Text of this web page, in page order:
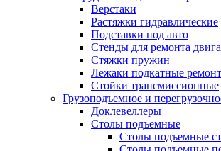
Верстаки
Растяжки гидравлические
Подставки под авто
Стенды для ремонта
Стяжки пружин
Лежаки подкатные
Стойки трансмиссионные
Грузоподъемное и
Доклевеллеры
Столы подъемные
Столы подъемные